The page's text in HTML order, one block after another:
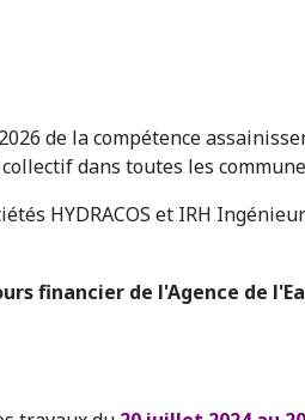
de la compétence
dans toutes les
HYDRACOS et IRH
financier de l'Agence de